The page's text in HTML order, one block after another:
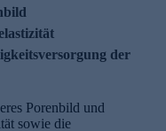
haben
der
Porenbild und
sowie die